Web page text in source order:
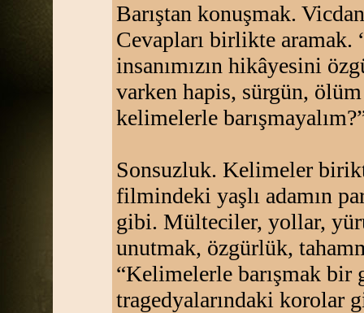
Barıştan konuşmak.
Cevapları birlikte
insanımızın hikâyesini
varken hapis, sürgün,
kelimelerle
Sonsuzluk. Kelimeler
filmindeki yaşlı adamın
gibi. Mülteciler, yollar,
unutmak, özgürlük,
“Kelimelerle barışmak bir
tragedyalarındaki korolar